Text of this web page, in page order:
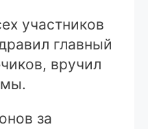
участников
главный
вручил
за